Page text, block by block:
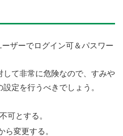
ザーでログイン可＆パスワー
して非常に危険なので、すみや
定を行うべきでしょう。
可とする。
ら変更する。